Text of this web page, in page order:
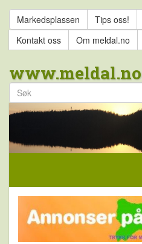
Markedsplassen Tips oss!
Kontakt oss
Om meldal.no
www.meldal.no